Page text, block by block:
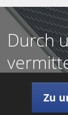
Durch
Zu